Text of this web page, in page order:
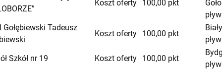
Koszt oferty 100,00 pkt
Gołębiewski Tadeusz
Koszt oferty 100,00 pkt
Szkół nr 19
Koszt oferty 100,00 pkt